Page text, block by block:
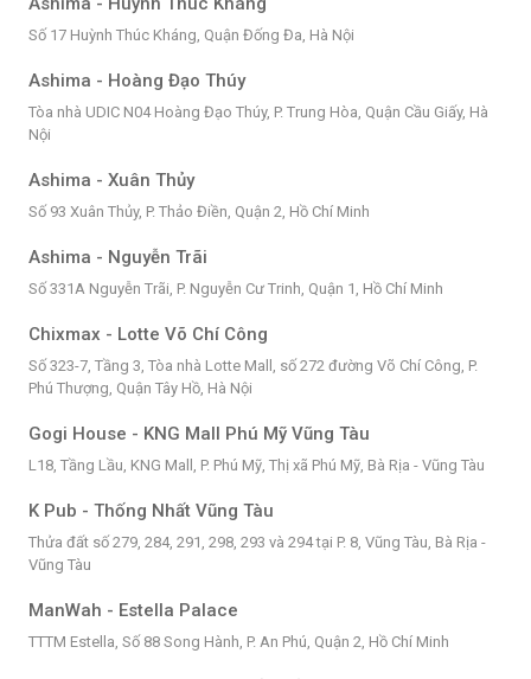
Số 17 Huỳnh Thúc Kháng, Quận Đống Đa, Hà Nội
Ashima - Hoàng Đạo Thúy
Tòa nhà UDIC N04 Hoàng Đạo Thúy, P. Trung Hòa, Quận Cầu Giấy, Hà
Nội
Ashima - Xuân Thủy
Số 93 Xuân Thủy, P. Thảo Điền, Quận 2, Hồ Chí Minh
Ashima - Nguyễn Trãi
Số 331A Nguyễn Trãi, P. Nguyễn Cư Trinh, Quận 1, Hồ Chí Minh
Chixmax - Lotte Võ Chí Công
Số 323-7, Tầng 3, Tòa nhà Lotte Mall, số 272 đường Võ Chí Công, P.
Phú Thượng, Quận Tây Hồ, Hà Nội
Gogi House - KNG Mall Phú Mỹ Vũng Tàu
L18, Tầng Lầu, KNG Mall, P. Phú Mỹ, Thị xã Phú Mỹ, Bà Rịa - Vũng Tàu
K Pub - Thống Nhất Vũng Tàu
Thửa đất số 279, 284, 291, 298, 293 và 294 tại P. 8, Vũng Tàu, Bà Rịa -
Vũng Tàu
ManWah - Estella Palace
TTTM Estella, Số 88 Song Hành, P. An Phú, Quận 2, Hồ Chí Minh